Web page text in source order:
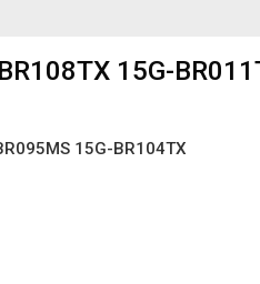
15G-
15G-BR104TX